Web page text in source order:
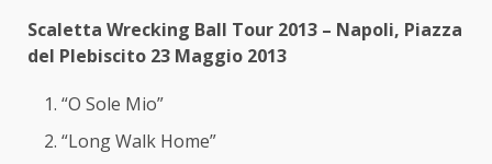
Scaletta Wrecking Ball Tour 2013 – Napoli, Piazza
del Plebiscito 23 Maggio 2013
“O Sole Mio”
“Long Walk Home”